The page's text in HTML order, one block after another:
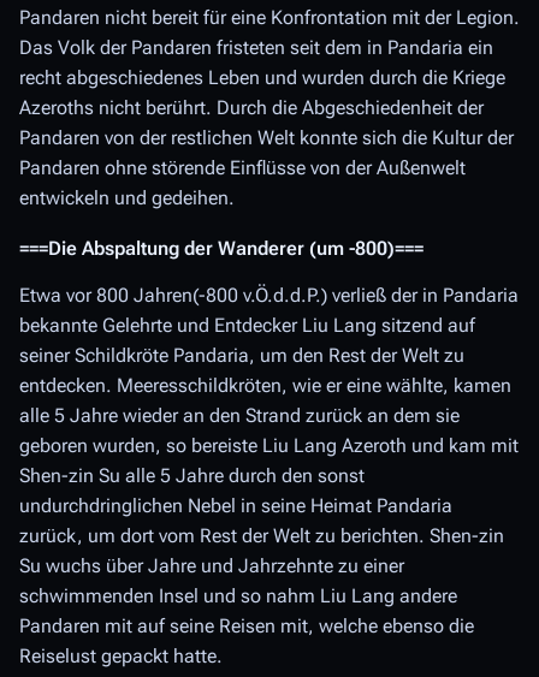
Pandaren nicht bereit für eine Konfrontation mit der Legion.
Das Volk der Pandaren fristeten seit dem in Pandaria ein
recht abgeschiedenes Leben und wurden durch die Kriege
Azeroths nicht berührt. Durch die Abgeschiedenheit der
Pandaren von der restlichen Welt konnte sich die Kultur der
Pandaren ohne störende Einflüsse von der Außenwelt
entwickeln und gedeihen.
===Die Abspaltung der Wanderer (um -800)===
Etwa vor 800 Jahren(-800 v.Ö.d.d.P.) verließ der in Pandaria
bekannte Gelehrte und Entdecker Liu Lang sitzend auf
seiner Schildkröte Pandaria, um den Rest der Welt zu
entdecken. Meeresschildkröten, wie er eine wählte, kamen
alle 5 Jahre wieder an den Strand zurück an dem sie
geboren wurden, so bereiste Liu Lang Azeroth und kam mit
Shen-zin Su alle 5 Jahre durch den sonst
undurchdringlichen Nebel in seine Heimat Pandaria
zurück, um dort vom Rest der Welt zu berichten. Shen-zin
Su wuchs über Jahre und Jahrzehnte zu einer
schwimmenden Insel und so nahm Liu Lang andere
Pandaren mit auf seine Reisen mit, welche ebenso die
Reiselust gepackt hatte.